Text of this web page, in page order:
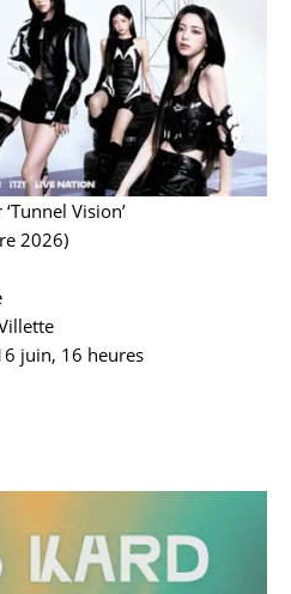
Vision’
2026)
juin, 16 heures